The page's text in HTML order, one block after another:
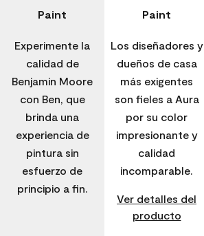
Paint
Experimente la
calidad de
Benjamin Moore
con Ben, que
brinda una
experiencia de
pintura sin
esfuerzo de
principio a fin.
Paint
Los diseñadores y
dueños de casa
más exigentes
son fieles a Aura
por su color
impresionante y
calidad
incomparable.
Ver detalles del
producto